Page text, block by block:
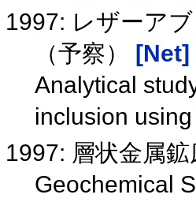
1997: レザーア
（予察）
[Net]
Analytical
inclusion
1997: 層状金属
Geochemical